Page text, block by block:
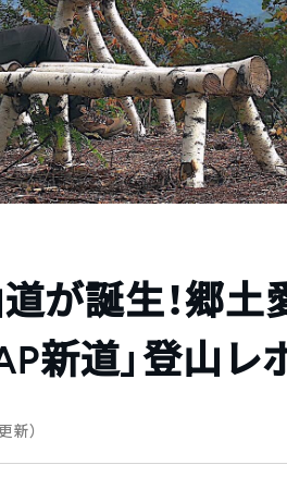
が誕生！郷土
新道」登山レ
新）